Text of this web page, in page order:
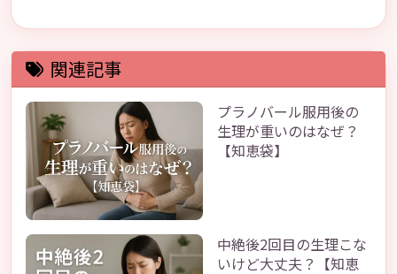
関連記事
プラノバール服用後の
生理が重いのはなぜ？
【知恵袋】
中絶後2回目の生理こな
いけど大丈夫？【知恵